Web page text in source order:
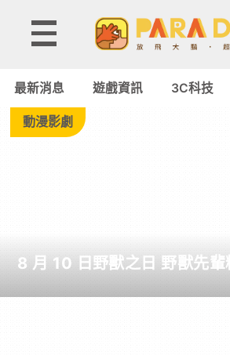
Tag:
形
-
遊
最新消息 遊戲資訊 3C科技
動漫影劇
8 月 10 日野獸之日 野獸先